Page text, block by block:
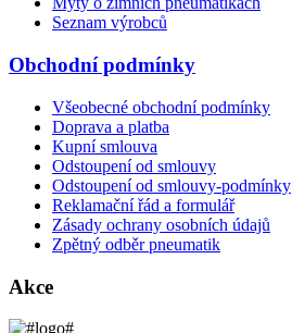
Seznam výrobců
Obchodní podmínky
Všeobecné obchodní podmínky
Doprava a platba
Kupní smlouva
Odstoupení od smlouvy
Odstoupení od smlouvy-podmínky
Reklamační řád a formulář
Zásady ochrany osobních údajů
Zpětný odběr pneumatik
Akce